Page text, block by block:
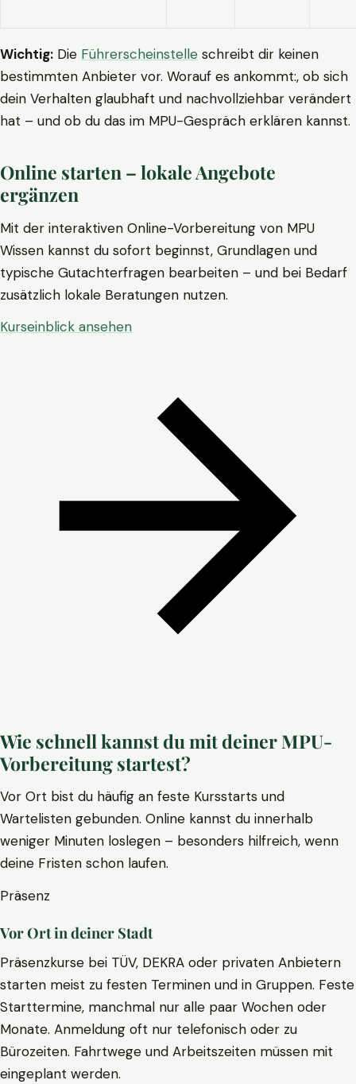
Wichtig: Die Führerscheinstelle schreibt dir keinen
bestimmten Anbieter vor. Worauf es ankommt:, ob sich
dein Verhalten glaubhaft und nachvollziehbar verändert
hat – und ob du das im MPU-Gespräch erklären kannst.
Online starten – lokale Angebote
ergänzen
Mit der interaktiven Online-Vorbereitung von MPU
Wissen kannst du sofort beginnst, Grundlagen und
typische Gutachterfragen bearbeiten – und bei Bedarf
zusätzlich lokale Beratungen nutzen.
Kurseinblick ansehen
Wie schnell kannst du mit deiner MPU-
Vorbereitung startest?
Vor Ort bist du häufig an feste Kursstarts und
Wartelisten gebunden. Online kannst du innerhalb
weniger Minuten loslegen – besonders hilfreich, wenn
deine Fristen schon laufen.
Präsenz
Vor Ort in deiner Stadt
Präsenzkurse bei TÜV, DEKRA oder privaten Anbietern
starten meist zu festen Terminen und in Gruppen. Feste
Starttermine, manchmal nur alle paar Wochen oder
Monate. Anmeldung oft nur telefonisch oder zu
Bürozeiten. Fahrtwege und Arbeitszeiten müssen mit
eingeplant werden.